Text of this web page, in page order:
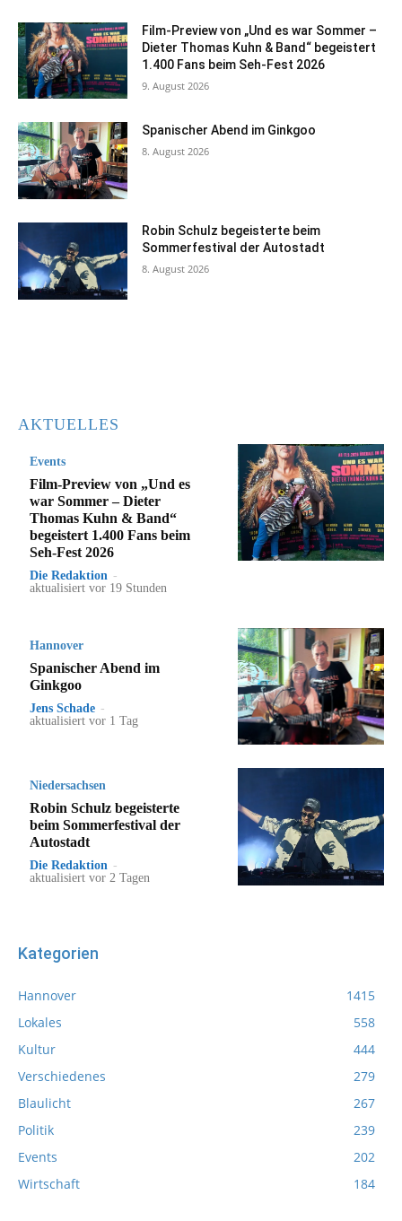
Film-Preview von „Und es war Sommer –
Dieter Thomas Kuhn & Band“ begeistert
1.400 Fans beim Seh-Fest 2026
9. August 2026
Spanischer Abend im Ginkgoo
8. August 2026
Robin Schulz begeisterte beim
Sommerfestival der Autostadt
8. August 2026
AKTUELLES
Events
Film-Preview von „Und es
war Sommer – Dieter
Thomas Kuhn & Band“
begeistert 1.400 Fans beim
Seh-Fest 2026
Die Redaktion -
aktualisiert vor 19 Stunden
Hannover
Spanischer Abend im
Ginkgoo
Jens Schade -
aktualisiert vor 1 Tag
Niedersachsen
Robin Schulz begeisterte
beim Sommerfestival der
Autostadt
Die Redaktion -
aktualisiert vor 2 Tagen
Kategorien
Hannover
1415
Lokales
558
Kultur
444
Verschiedenes
279
Blaulicht
267
Politik
239
Events
202
Wirtschaft
184